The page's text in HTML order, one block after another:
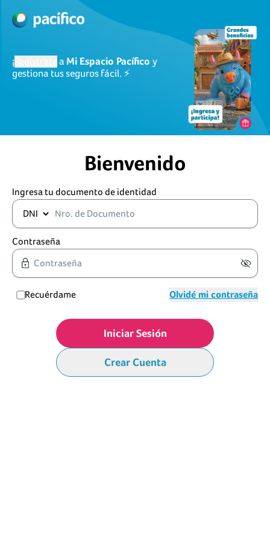
¡ a Mi Espacio Pacífico y
gestiona tus seguros fácil. ⚡
Bienvenido
Ingresa tu documento de identidad
Contraseña
Recuérdame Olvidé mi contraseña
Iniciar Sesión
Crear Cuenta